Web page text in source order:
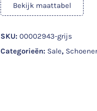
Bekijk maattabel
SKU: 00002943-grijs
Categorieën: Sale,